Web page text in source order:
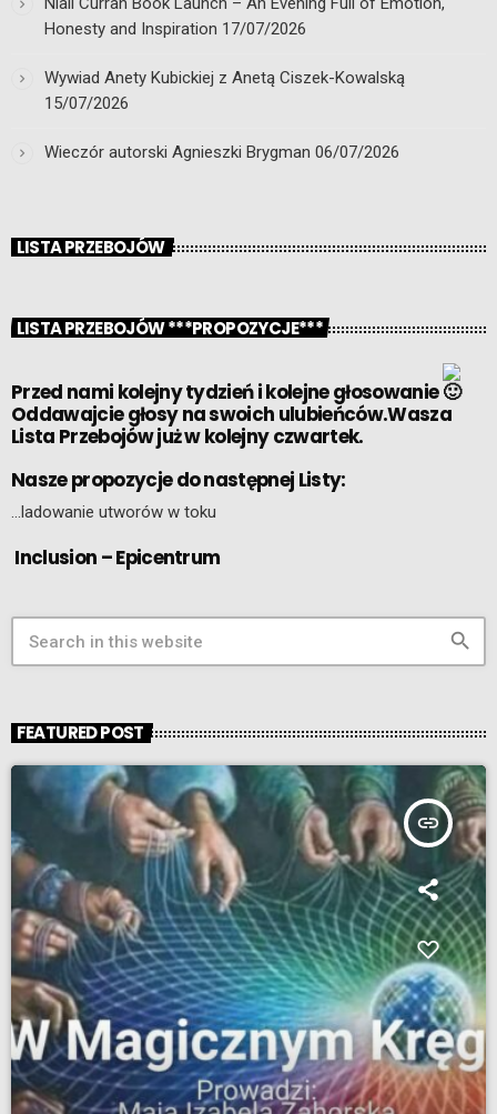
Honesty and Inspiration 17/07/2026
Wywiad Anety Kubickiej z Anetą Ciszek-Kowalską
15/07/2026
Wieczór autorski Agnieszki Brygman 06/07/2026
LISTA PRZEBOJÓW
LISTA PRZEBOJÓW ***PROPOZYCJE***
Przed nami kolejny tydzień i kolejne głosowanie
Oddawajcie głosy na swoich ulubieńców.Wasza
Lista Przebojów już w kolejny czwartek.
Nasze propozycje do następnej Listy:
…ladowanie utworów w toku
Inclusion – Epicentrum
search
FEATURED POST
insert_link